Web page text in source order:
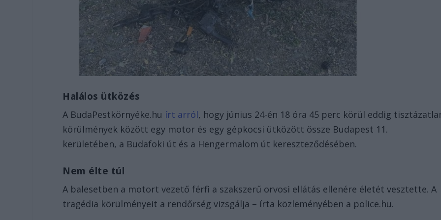
Halálos ütközés
A BudaPestkörnyéke.hu írt arról, hogy június 24-én 18 óra 45 perc körül eddig
körülmények között egy motor és egy gépkocsi ütközött össze Budapest 11.
kerületében, a Budafoki út és a Hengermalom út kereszteződésében.
Nem élte túl
A balesetben a motort vezető férfi a szakszerű orvosi ellátás ellenére életét vesztette. A
tragédia körülményeit a rendőrség vizsgálja – írta közleményében a police.hu.